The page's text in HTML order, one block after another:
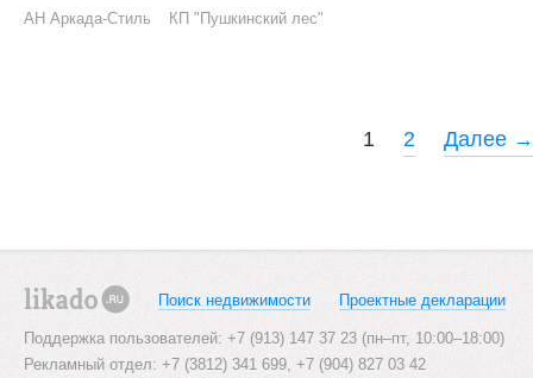
АН Аркада-Стиль КП "Пушкинский лес"
t
s
n
1 2 Далее
Поиск недвижимости Проектные декларации
Поддержка пользователей: +7 (913) 147 37 23 (пн–пт, 10:00–18:00)
Рекламный отдел: +7 (3812) 341 699, +7 (904) 827 03 42